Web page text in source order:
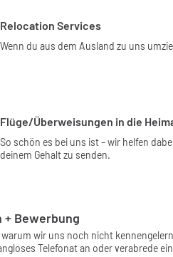
Relocation Services
Wenn du aus dem Ausland zu uns
Flüge/Überweisungen in die
So schön es bei uns ist – wir helfen
deinem Gehalt zu senden.
+ Bewerbung
wir uns noch nicht
Telefonat an oder verabrede